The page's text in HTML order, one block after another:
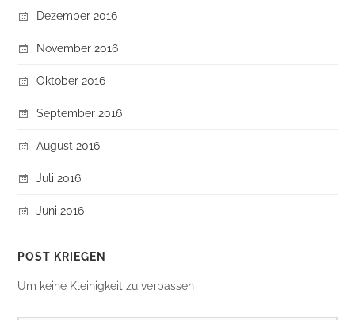
Dezember 2016
November 2016
Oktober 2016
September 2016
August 2016
Juli 2016
Juni 2016
POST KRIEGEN
Um keine Kleinigkeit zu verpassen